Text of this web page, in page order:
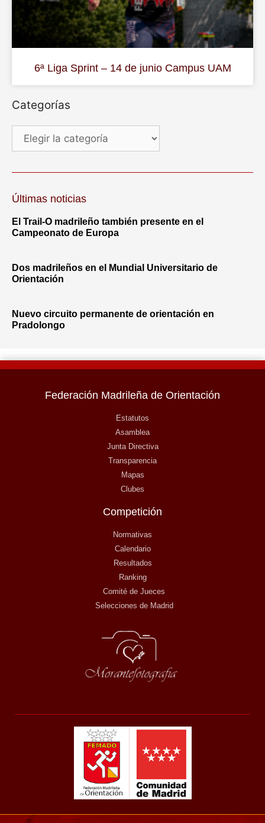
6ª Liga Sprint – 14 de junio Campus UAM
Categorías
Últimas noticias
El Trail-O madrileño también presente en el
Campeonato de Europa
Dos madrileños en el Mundial Universitario de
Orientación
Nuevo circuito permanente de orientación en
Pradolongo
Federación Madrileña de Orientación
Estatutos
Asamblea
Junta Directiva
Transparencia
Mapas
Clubes
Competición
Normativas
Calendario
Resultados
Ranking
Comité de Jueces
Selecciones de Madrid